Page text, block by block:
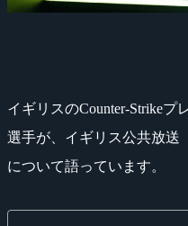
イギリスのCounter-Strikeプ
選手が、イギリス公共放送
について語っています。